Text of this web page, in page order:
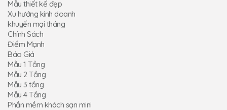
Mẫu thiết kế đẹp
Xu hướng kinh doanh
khuyến mại tháng
Chính Sách
Điểm Mạnh
Báo Giá
Mẫu 1 Tầng
Mẫu 2 Tầng
Mẫu 3 tầng
Mẫu 4 Tầng
Phần mềm khách sạn mini